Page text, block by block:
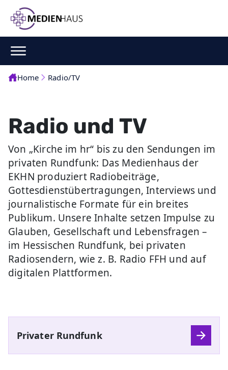
Home Radio/TV
Radio und TV
Von „Kirche im hr“ bis zu den Sendungen im
privaten Rundfunk: Das Medienhaus der
EKHN produziert Radiobeiträge,
Gottesdienstübertragungen, Interviews und
journalistische Formate für ein breites
Publikum. Unsere Inhalte setzen Impulse zu
Glauben, Gesellschaft und Lebensfragen –
im Hessischen Rundfunk, bei privaten
Radiosendern, wie z. B. Radio FFH und auf
digitalen Plattformen.
Privater Rundfunk